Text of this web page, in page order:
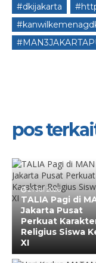
#dkijakarta
pos
21 Jul 2026
TALIA Pagi di
Jakarta Pusat
Perkuat
Religius Siswa
XI